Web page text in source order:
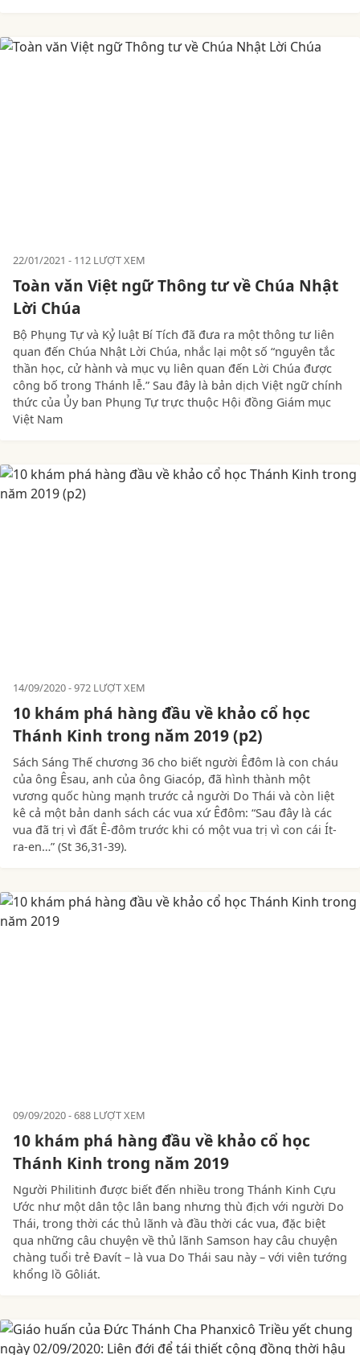
22/01/2021 112 LƯỢT XEM
Toàn văn Việt ngữ Thông tư về Chúa Nhật
Lời Chúa
Bộ Phụng Tự và Kỷ luật Bí Tích đã đưa ra một thông tư liên
quan đến Chúa Nhật Lời Chúa, nhắc lại một số “nguyên tắc
thần học, cử hành và mục vụ liên quan đến Lời Chúa được
công bố trong Thánh lễ.” Sau đây là bản dịch Việt ngữ chính
thức của Ủy ban Phụng Tự trực thuộc Hội đồng Giám mục
Việt Nam
14/09/2020 972 LƯỢT XEM
10 khám phá hàng đầu về khảo cổ học
Thánh Kinh trong năm 2019 (p2)
Sách Sáng Thế chương 36 cho biết người Êđôm là con cháu
của ông Êsau, anh của ông Giacóp, đã hình thành một
vương quốc hùng mạnh trước cả người Do Thái và còn liệt
kê cả một bản danh sách các vua xứ Êđôm: “Sau đây là các
vua đã trị vì đất Ê-đôm trước khi có một vua trị vì con cái Ít-
ra-en…” (St 36,31-39).
09/09/2020 688 LƯỢT XEM
10 khám phá hàng đầu về khảo cổ học
Thánh Kinh trong năm 2019
Người Philitinh được biết đến nhiều trong Thánh Kinh Cựu
Ước như một dân tộc lân bang nhưng thù địch với người Do
Thái, trong thời các thủ lãnh và đầu thời các vua, đặc biệt
qua những câu chuyện về thủ lãnh Samson hay câu chuyện
chàng tuổi trẻ Đavít – là vua Do Thái sau này – với viên tướng
khổng lồ Gôliát.